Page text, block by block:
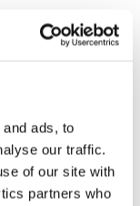
ads, to
our traffic.
of our site with
partners who
News.